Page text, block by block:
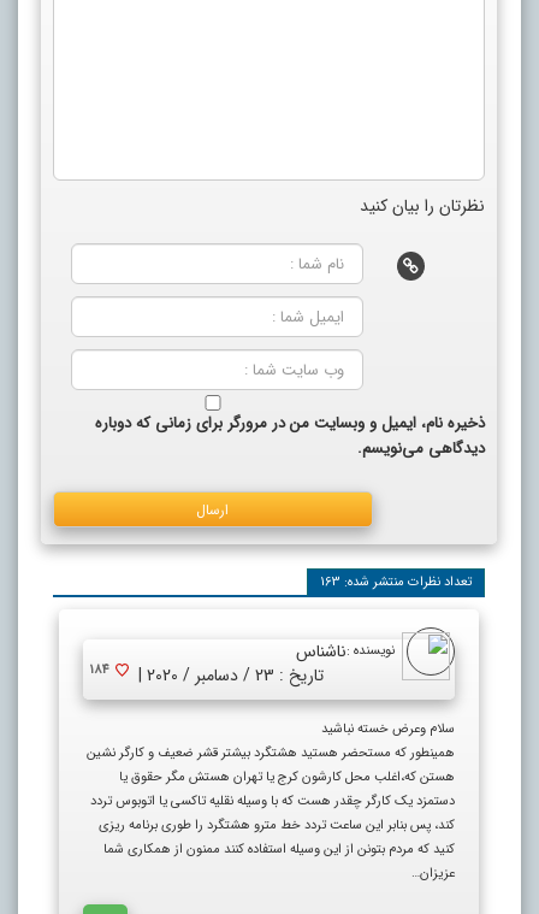
نظرتان را بیان کنید
ذخیره نام، ایمیل و وبسایت من در مرورگر برای زمانی که دوباره
دیدگاهی می‌نویسم.
تعداد نظرات منتشر شده: 163
نویسنده :ناشناس
تاریخ : 23 / دسامبر / 2020 |
184
سلام وعرض خسته نباشید
همینطور که مستحضر هستید هشتگرد بیشتر قشر ضعیف و کارگر نشین
هستن که،اغلب محل کارشون کرج یا تهران هستش مگر حقوق یا
دستمزد یک کارگر چقدر هست که با وسیله نقلیه تاکسی یا اتوبوس تردد
کند، پس بنابر این ساعت تردد خط مترو هشتگرد را طوری برنامه ریزی
کنید که مردم بتونن از این وسیله استفاده کنند ممنون از همکاری شما
عزیزان…